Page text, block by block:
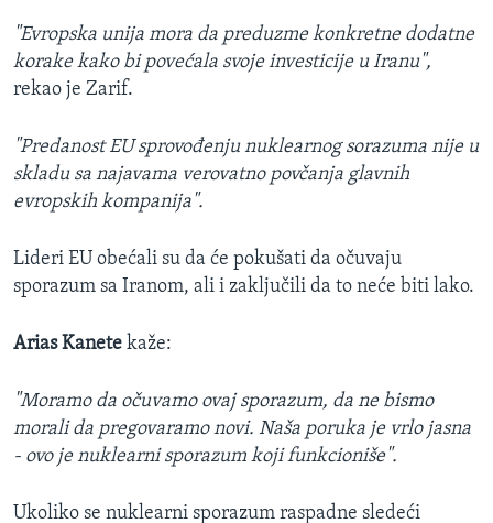
"Evropska unija mora da preduzme konkretne dodatne
korake kako bi povećala svoje investicije u Iranu",
rekao je Zarif.
"Predanost EU sprovođenju nuklearnog sorazuma nije u
skladu sa najavama verovatno povčanja glavnih
evropskih kompanija".
Lideri EU obećali su da će pokušati da očuvaju
sporazum sa Iranom, ali i zaključili da to neće biti lako.
Arias Kanete kaže:
"Moramo da očuvamo ovaj sporazum, da ne bismo
morali da pregovaramo novi. Naša poruka je vrlo jasna
- ovo je nuklearni sporazum koji funkcioniše".
Ukoliko se nuklearni sporazum raspadne sledeći